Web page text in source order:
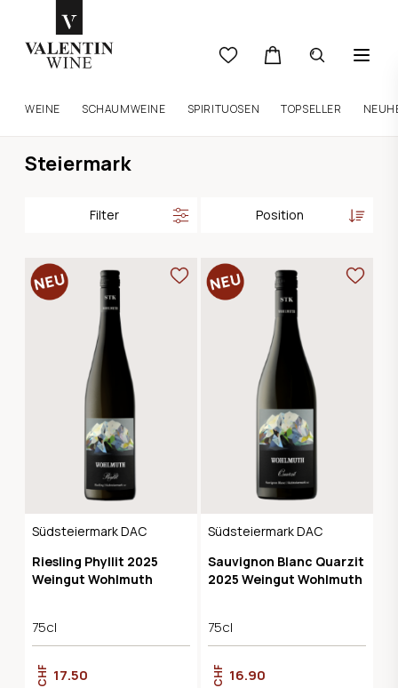
WEINE SCHAUMWEINE SPIRITUOSEN TOPSELLER
Steiermark
Filter
Südsteiermark DAC
Riesling Phyllit 2025
Weingut Wohlmuth
75cl
CHF 17.50
Südsteiermark DAC
Sauvignon Blanc Quarzit
2025 Weingut Wohlmuth
75cl
CHF 16.90